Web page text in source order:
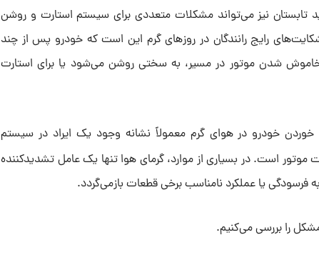
تابستان نیز می‌تواند مشکلات متعددی برای سیستم استارت و روشن
رایج رانندگان در روزهای گرم این است که خودرو پس از چند
شدن موتور در مسیر، به سختی روشن می‌شود یا برای استارت
خوردن خودرو در هوای گرم معمولاً نشانه وجود یک ایراد در سیستم
است. در بسیاری از موارد، گرمای هوا تنها یک عامل تشدیدکننده
یا عملکرد نامناسب برخی قطعات بازمی‌گردد.
را بررسی می‌کنیم.